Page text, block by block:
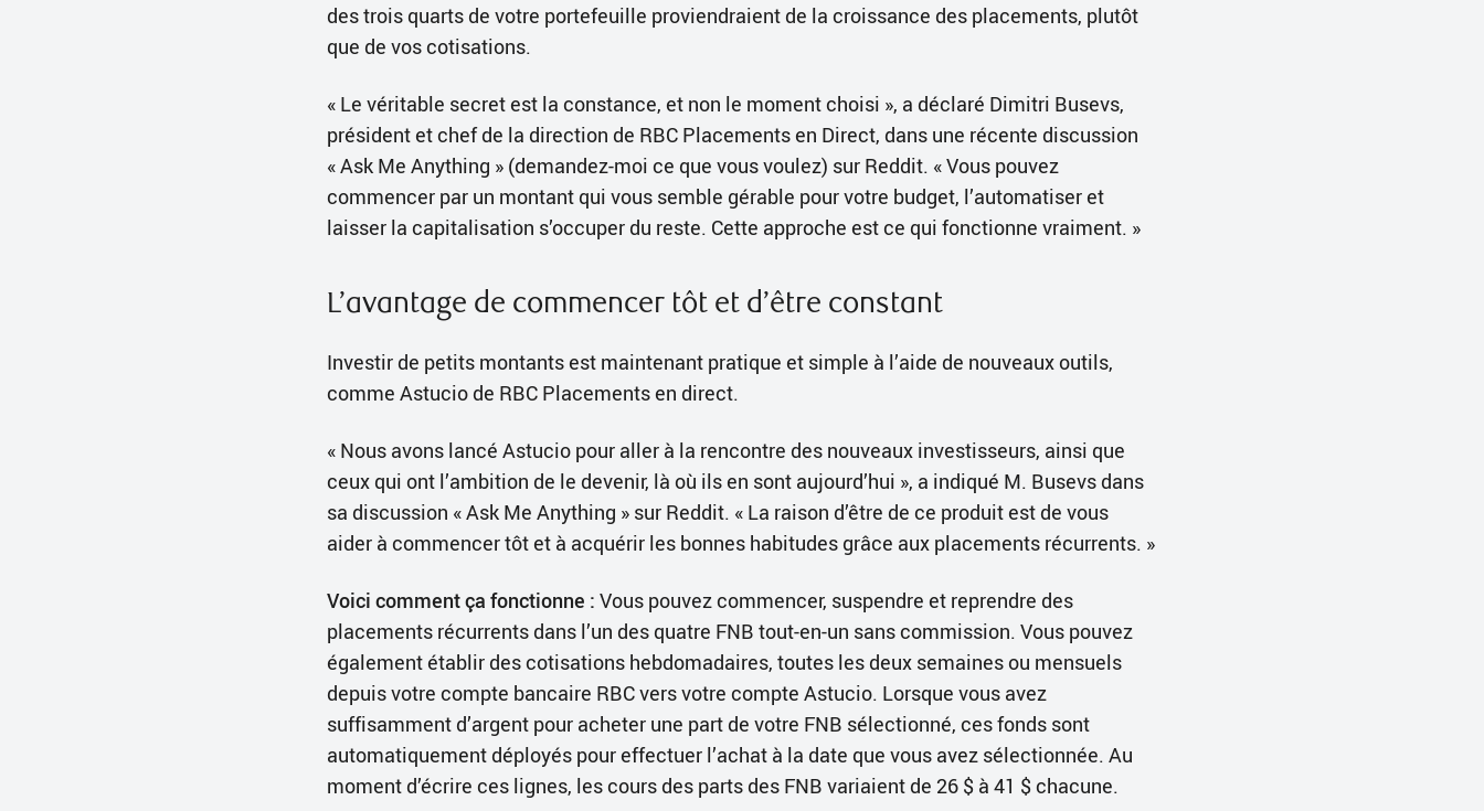
des trois quarts de votre portefeuille proviendraient de la croissance des placements, plutôt
que de vos cotisations.
« Le véritable secret est la constance, et non le moment choisi », a déclaré Dimitri Busevs,
président et chef de la direction de RBC Placements en Direct, dans une récente discussion
« Ask Me Anything » (demandez-moi ce que vous voulez) sur Reddit. « Vous pouvez
commencer par un montant qui vous semble gérable pour votre budget, l’automatiser et
laisser la capitalisation s’occuper du reste. Cette approche est ce qui fonctionne vraiment. »
L’avantage de commencer tôt et d’être constant
Investir de petits montants est maintenant pratique et simple à l’aide de nouveaux outils,
comme Astucio de RBC Placements en direct.
« Nous avons lancé Astucio pour aller à la rencontre des nouveaux investisseurs, ainsi que
ceux qui ont l’ambition de le devenir, là où ils en sont aujourd’hui », a indiqué M. Busevs dans
sa discussion « Ask Me Anything » sur Reddit. « La raison d’être de ce produit est de vous
aider à commencer tôt et à acquérir les bonnes habitudes grâce aux placements récurrents. »
Voici comment ça fonctionne : Vous pouvez commencer, suspendre et reprendre des
placements récurrents dans l’un des quatre FNB tout-en-un sans commission. Vous pouvez
également établir des cotisations hebdomadaires, toutes les deux semaines ou mensuels
depuis votre compte bancaire RBC vers votre compte Astucio. Lorsque vous avez
suffisamment d’argent pour acheter une part de votre FNB sélectionné, ces fonds sont
automatiquement déployés pour effectuer l’achat à la date que vous avez sélectionnée. Au
moment d’écrire ces lignes, les cours des parts des FNB variaient de 26 $ à 41 $ chacune.